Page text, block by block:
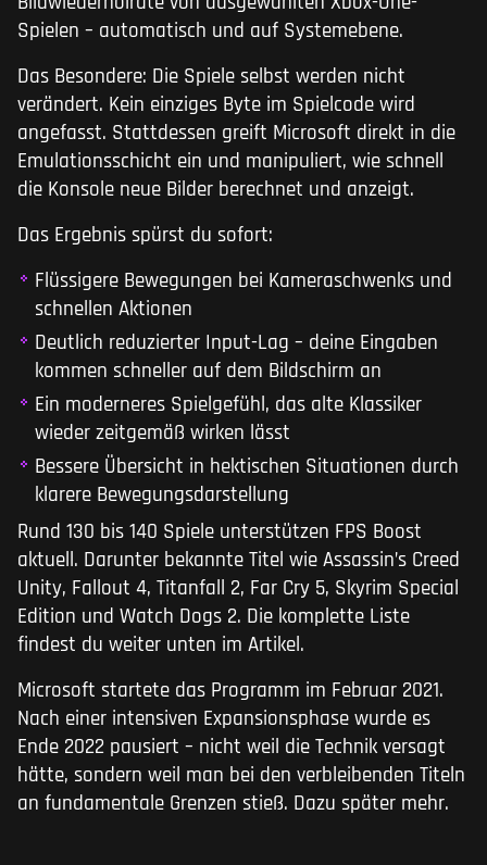
Spielen – automatisch und auf Systemebene.
Das Besondere: Die Spiele selbst werden nicht
verändert. Kein einziges Byte im Spielcode wird
angefasst. Stattdessen greift Microsoft direkt in die
Emulationsschicht ein und manipuliert, wie schnell
die Konsole neue Bilder berechnet und anzeigt.
Das Ergebnis spürst du sofort:
Flüssigere Bewegungen bei Kameraschwenks und
schnellen Aktionen
Deutlich reduzierter Input-Lag – deine Eingaben
kommen schneller auf dem Bildschirm an
Ein moderneres Spielgefühl, das alte Klassiker
wieder zeitgemäß wirken lässt
Bessere Übersicht in hektischen Situationen durch
klarere Bewegungsdarstellung
Rund 130 bis 140 Spiele unterstützen FPS Boost
aktuell. Darunter bekannte Titel wie Assassin’s Creed
Unity, Fallout 4, Titanfall 2, Far Cry 5, Skyrim Special
Edition und Watch Dogs 2. Die komplette Liste
findest du weiter unten im Artikel.
Microsoft startete das Programm im Februar 2021.
Nach einer intensiven Expansionsphase wurde es
Ende 2022 pausiert – nicht weil die Technik versagt
hätte, sondern weil man bei den verbleibenden Titeln
an fundamentale Grenzen stieß. Dazu später mehr.